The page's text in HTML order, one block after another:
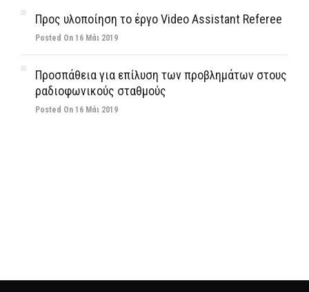
Προς υλοποίηση το έργο Video Assistant Referee
Posted On 16 Μάι 2019
Προσπάθεια για επίλυση των προβλημάτων στους
ραδιοφωνικούς σταθμούς
Posted On 16 Μάι 2019